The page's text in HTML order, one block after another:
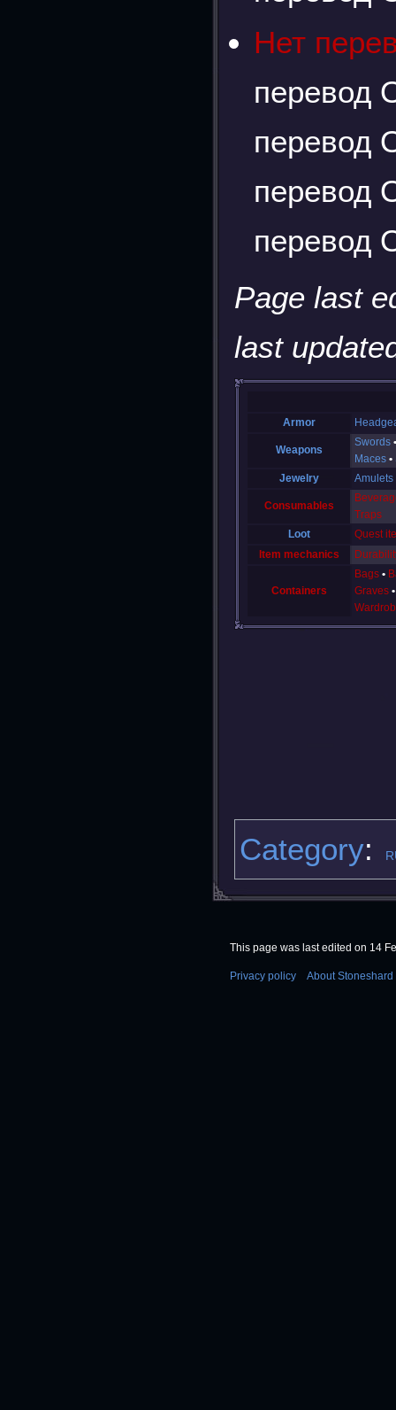
Нет
перевод
перевод
перевод
перевод
Page last
last
Armor
Weapons
Swords
Maces
Jewelry
Amulets
Consumables
Traps
Loot
Quest
Item mechanics
Containers
Bags
Graves
Category:
This page was last edited on 14
Privacy policy About Stoneshard